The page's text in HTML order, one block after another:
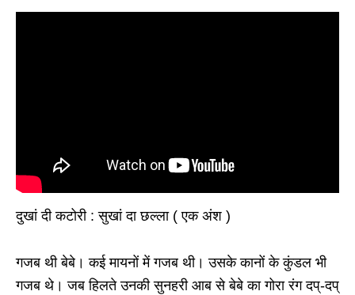
दुखां दी कटोरी : सुखां दा छल्ला ( एक अंश )
गजब थी बेबे। कई मायनों में गजब थी। उसके कानों के कुंडल भी
गजब थे। जब हिलते उनकी सुनहरी आब से बेबे का गोरा रंग दप्-दप्